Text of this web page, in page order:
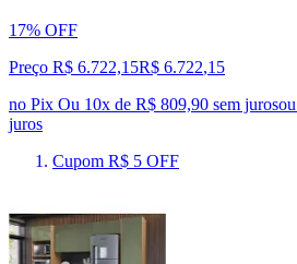
17% OFF
Preço R$ 6.722,15R$ 6.722,15
no Pix Ou 10x de R$ 809,90 sem jurosou
juros
Cupom R$ 5 OFF